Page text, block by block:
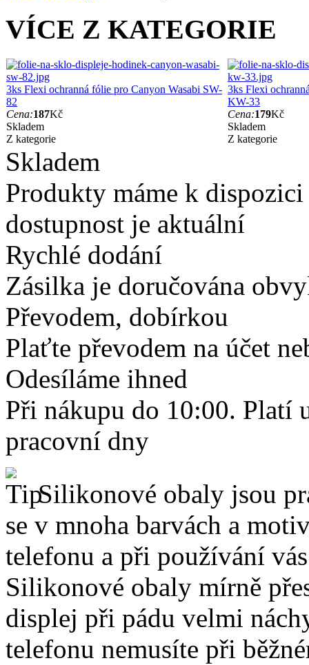
VÍCE Z KATEGORIE
3ks Flexi ochranná fólie pro Canyon Wasabi SW-
82
Cena:187Kč
Skladem
Z kategorie
3ks Flexi
KW-33
Cena:179Kč
Skladem
Z kategorie
Skladem
Produkty máme k
dostupnost je aktuální
Rychlé dodání
Zásilka je doručována
Převodem, dobírkou
Plaťte převodem na účet
Odesíláme ihned
Při nákupu do 10:00. Platí
pracovní dny
Silikonové obaly jsou
se v mnoha barvách a
telefonu a při používání
Silikonové obaly mírně
displej při pádu velmi
telefonu nemusíte při